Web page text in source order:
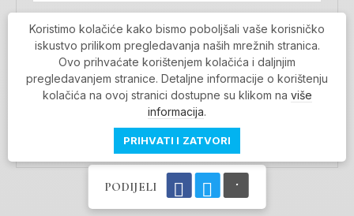
PODIJELI
Prihvaćam da se moji podaci spremaju u bazu
podataka i koriste u svrhu slanja MojaRijeka
newslettera
MOJARIJEKA NEWSLETTER
PRIJAVI SE
Povratak na vrh
Koristimo kolačiće kako bismo poboljšali vaše korisničko
iskustvo prilikom pregledavanja naših mrežnih stranica.
Ovo prihvaćate korištenjem kolačića i daljnjim
pregledavanjem stranice. Detaljne informacije o korištenju
kolačića na ovoj stranici dostupne su klikom na više
informacija.
PRIHVATI I ZATVORI